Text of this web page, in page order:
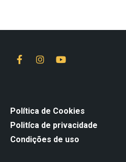
Política de Cookies
Politíca de privacidade
Condições de uso